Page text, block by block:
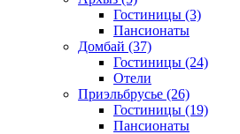
Гостиницы (3)
Пансионаты
Домбай (37)
Гостиницы (24)
Отели
Приэльбрусье (26)
Гостиницы (19)
Пансионаты